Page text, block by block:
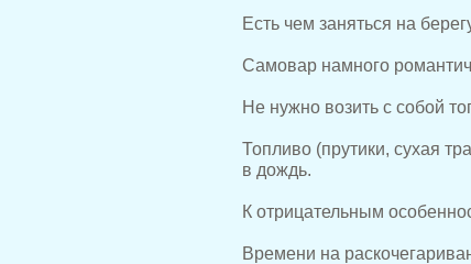
Есть чем заняться на
Самовар намного
Не нужно возить с собой
Топливо (прутики, сухая
в дождь.
К отрицательным
Времени на